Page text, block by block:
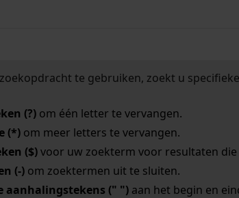
te gebruiken, zoekt u
(?)om één letter te vervangen.
(*)om meer letters te vervangen.
($)voor uw zoekterm voor resultaten die
(-)om zoektermen uit te sluiten.
aanhalingstekens (" ")aan het begin en